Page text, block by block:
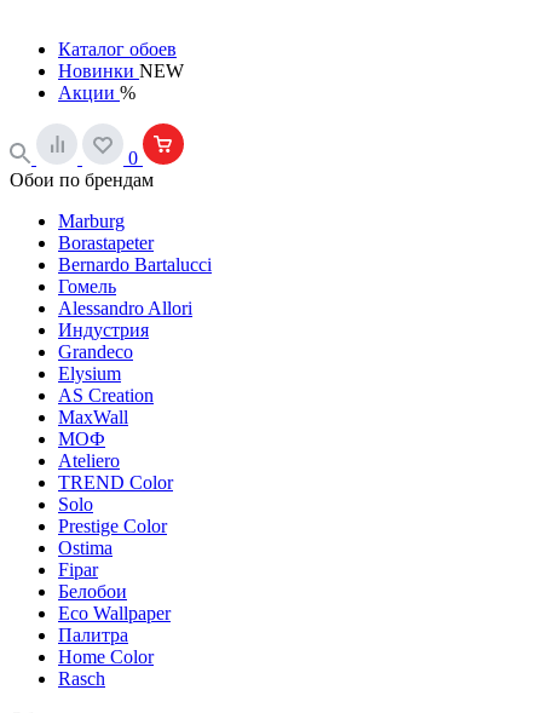
Каталог обоев
Новинки NEW
Акции %
0
Обои по брендам
Marburg
Borastapeter
Bernardo Bartalucci
Гомель
Alessandro Allori
Индустрия
Grandeco
Elysium
AS Creation
MaxWall
МОФ
Ateliero
TREND Color
Solo
Prestige Color
Ostima
Fipar
Белобои
Eco Wallpaper
Палитра
Home Color
Rasch